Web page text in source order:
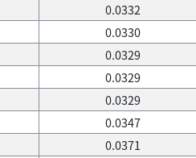
0.0332
0.0330
0.0329
0.0329
0.0329
0.0347
0.0371